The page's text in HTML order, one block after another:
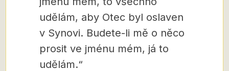
udělám, aby Otec byl oslaven
v Synovi. Budete-li mě o něco
prosit ve jménu mém, já to
udělám.“